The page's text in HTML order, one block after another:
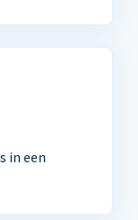
in een